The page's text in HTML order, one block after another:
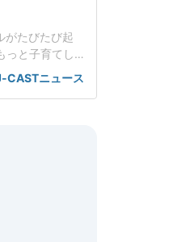
がたびたび起
っと子育てし
の場での子ど
エレベータ
CASTニュース